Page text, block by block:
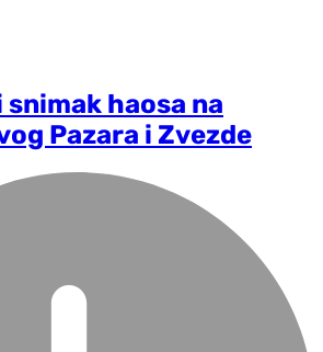
haosa na
Pazara i Zvezde